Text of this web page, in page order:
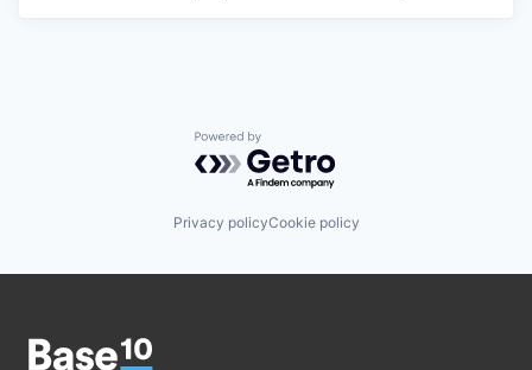
Powered by Getro.com
Privacy policyCookie policy